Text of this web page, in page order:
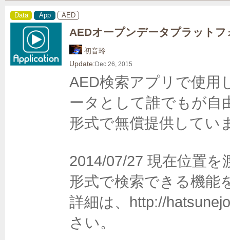
Data App AED
AEDオープンデータプラットフ
初音玲
Update: Dec 26, 2015
AED検索アプリで使用
ータとして誰でもが自
形式で無償提供してい
2014/07/27 現在位置
形式で検索できる機能
詳細は、http://
さい。